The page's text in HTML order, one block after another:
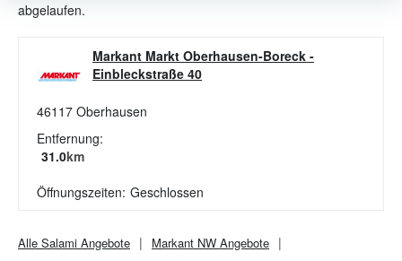
abgelaufen.
Markant Markt Oberhausen-Boreck -
Einbleckstraße 40
46117 Oberhausen
Entfernung:
31.0km
Öffnungszeiten: Geschlossen
Alle Salami Angebote Markant NW Angebote